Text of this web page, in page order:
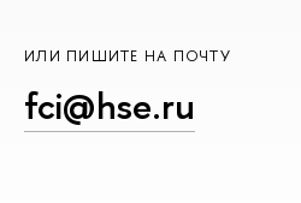
ИЛИ ПИШИТЕ НА ПОЧТУ
fci@hse.ru